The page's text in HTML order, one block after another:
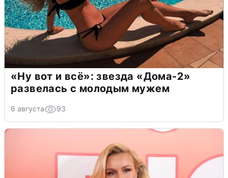
«Ну вот и всё»: звезда «Дома-2»
развелась с молодым мужем
6 августа 93